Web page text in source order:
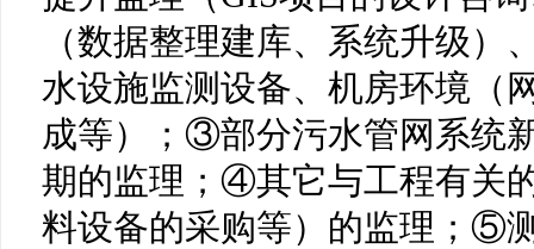
（数据整理建库、系统升级）
水设施监测设备、机房环境（
成等）； ③部分污水管网系统
期的监理； ④其它与工程有关
料设备的采购等）的监理 ； ⑤